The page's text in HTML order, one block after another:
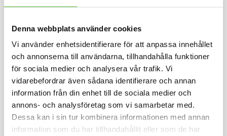
Denna webbplats använder cookies
Vi använder enhetsidentifierare för att anpassa innehållet
och annonserna till användarna, tillhandahålla funktioner
för sociala medier och analysera vår trafik. Vi
vidarebefordrar även sådana identifierare och annan
information från din enhet till de sociala medier och
annons- och analysföretag som vi samarbetar med.
Dessa kan i sin tur kombinera informationen med annan
information som du har tillhandahållit eller som de har
Collie
Keps i borstad bomullstwill med
böjd skärm och
Collie
Rund dekal i 3D-variant av hög
kvalitet med ett motiv av en